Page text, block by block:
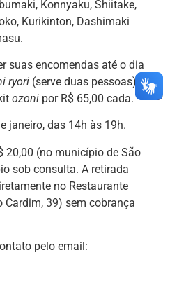
Konnyaku, Shiitake,
Kurikinton, Dashimaki
suas encomendas até o dia
ryori (serve duas pessoas)
ozoni por R$ 65,00 cada.
janeiro, das 14h às 19h.
20,00 (no município de São
sob consulta. A retirada
no Restaurante
Cardim, 39) sem cobrança
pelo email: